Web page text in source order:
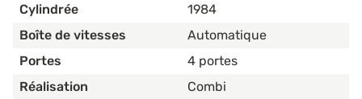
Cylindrée
1984
Boîte de vitesses
Automatique
Portes
4 portes
Réalisation
Combi